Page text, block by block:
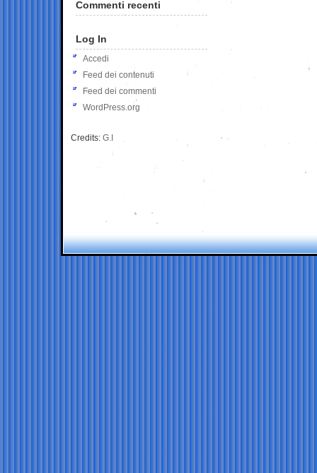
Commenti recenti
Log In
Accedi
Feed dei contenuti
Feed dei commenti
WordPress.org
Credits: G.I